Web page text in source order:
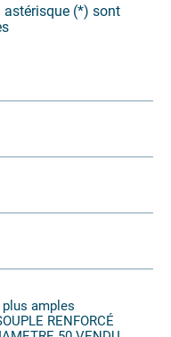
(*) sont